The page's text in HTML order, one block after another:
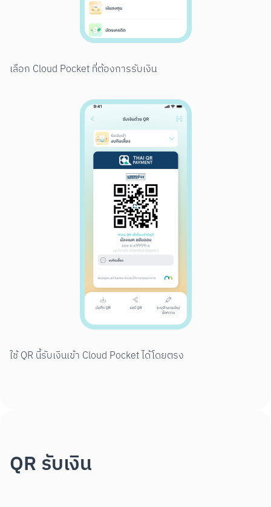
เลือก Cloud Pocket ที่ต้องการรับเงิน
ใช้ QR นี้รับเงินเข้า Cloud Pocket ได้โดยตรง
QR รับเงิน